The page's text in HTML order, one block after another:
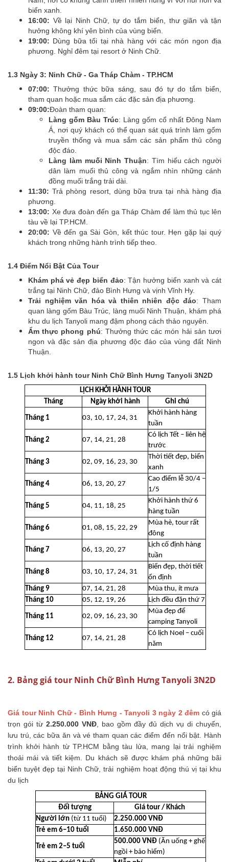
biển xanh.
16:00: Về lại Ninh Chữ, tự do tắm biển, thư giãn và tận
hưởng không khí yên bình của vùng biển.
19:00: Dùng bữa tối tại nhà hàng với các món ngon địa
phương. Nghỉ đêm tại resort ở Ninh Chữ.
1.3 Ngày 3: Ninh Chữ - Ga Tháp Chàm - TP.HCM
07:00: Thưởng thức bữa sáng, sau đó tự do tắm biển,
tham quan hoặc mua sắm các đặc sản địa phương.
09:00:Đoàn tham quan:
Làng gốm Bàu Trúc: Làng gốm cổ nhất Đông Nam
Á, nơi quý khách có thể quan sát quá trình làm gốm
truyền thống và mua sắm các sản phẩm thủ công
độc đáo.
Làng làm muối Ninh Thuận: Tìm hiểu cách người
dân làm muối thủ công và ngắm nhìn những cánh
đồng muối trắng trải dài.
11:30: Trả phòng resort, dùng bữa trưa tại nhà hàng địa
phương.
13:00: Xe đưa đoàn đến ga Tháp Chàm để làm thủ tục lên
tàu về lại TP.HCM.
20:00: Về đến ga Sài Gòn, kết thúc tour. Hẹn gặp lại quý
khách trong những hành trình tiếp theo.
1.4 Điểm Nổi Bật Của Tour
Khám phá vẻ đẹp biển đảo: Tận hưởng biển xanh và cát
trắng tại Ninh Chữ, đảo Bình Hưng và vịnh Vĩnh Hy.
Trải nghiệm văn hóa và thiên nhiên độc đáo: Tham
quan làng gốm Bàu Trúc, làng muối Ninh Thuận, khám phá
khu du lịch Tanyoli mang đậm phong cách thảo nguyên.
Ẩm thực phong phú: Thưởng thức các món hải sản tươi
ngon và đặc sản địa phương độc đáo của vùng đất Ninh
Thuận.
1.5 Lịch khởi hành tour Ninh Chữ Bình Hưng Tanyoli 3N2D
LỊCH KHỞI HÀNH TOUR
Tháng
Ngày khởi hành Ghi chú
Tháng 1 03, 10, 17, 24, 31
Khởi hành hàng
tuần
Tháng 2 07, 14, 21, 28
Có lịch Tết – liên hệ
trước
Tháng 3 02, 09, 16, 23, 30
Thời tiết đẹp, biển
xanh
Tháng 4 06, 13, 20, 27
Cao điểm lễ 30/4 –
1/5
Tháng 5 04, 11, 18, 25
Khởi hành thứ 6
hàng tuần
Tháng 6 01, 08, 15, 22, 29
Mùa hè, tour rất
đông
Tháng 7 06, 13, 20, 27
Lịch cố định hàng
tuần
Tháng 8 03, 10, 17, 24, 31
Biển đẹp, thời tiết
ổn định
Tháng 9
07, 14, 21, 28
Mùa thu, ít mưa
Tháng 10
05, 12, 19, 26 Lịch đều đặn thứ 7
Tháng 11 02, 09, 16, 23, 30
Mùa đẹp để
camping Tanyoli
Tháng 12 07, 14, 21, 28
Có lịch Noel – cuối
năm
2. Bảng giá tour Ninh Chữ Bình Hưng Tanyoli 3N2D
Giá tour Ninh Chữ - Bình Hưng - Tanyoli 3 ngày 2 đêm có giá
trọn gói từ 2.250.000 VNĐ, bao gồm đầy đủ dịch vụ di chuyển,
lưu trú, các bữa ăn và vé tham quan các điểm đến nổi bật. Hành
trình khởi hành từ TP.HCM bằng tàu lửa, mang lại trải nghiệm
thoải mái và tiết kiệm. Du khách sẽ được khám phá những bãi
biển tuyệt đẹp tại Ninh Chữ, trải nghiệm hoạt động thú vị tại khu
du lịch
BẢNG GIÁ TOUR
Đối tượng
Giá tour / Khách
Người lớn (từ 11 tuổi)
2.250.000 VNĐ
Trẻ em 6–10 tuổi
1.650.000 VNĐ
Trẻ em 2–5 tuổi
500.000 VNĐ (Ăn uống + ghế
ngồi + bảo hiểm)